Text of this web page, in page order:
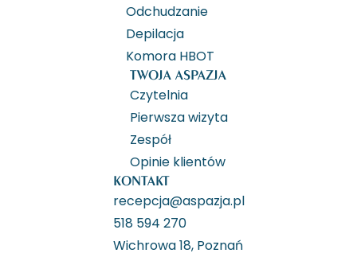
Odchudzanie
Depilacja
Komora HBOT
TWOJA ASPAZJA
Czytelnia
Pierwsza wizyta
Zespół
Opinie klientów
KONTAKT
recepcja@aspazja.pl
518 594 270
Wichrowa 18, Poznań